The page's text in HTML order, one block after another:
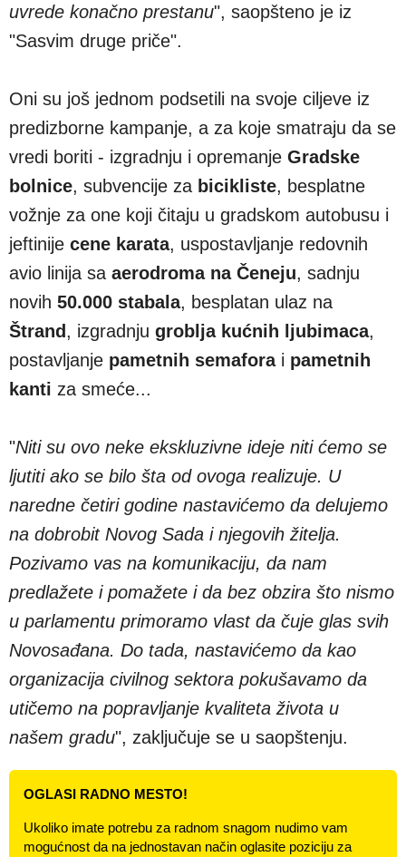
uvrede konačno prestanu", saopšteno je iz
"Sasvim druge priče".
Oni su još jednom podsetili na svoje ciljeve iz
predizborne kampanje, a za koje smatraju da se
vredi boriti - izgradnju i opremanje Gradske
bolnice, subvencije za bicikliste, besplatne
vožnje za one koji čitaju u gradskom autobusu i
jeftinije cene karata, uspostavljanje redovnih
avio linija sa aerodroma na Čeneju, sadnju
novih 50.000 stabala, besplatan ulaz na
Štrand , izgradnju groblja kućnih ljubimaca,
postavljanje pametnih semaforai pametnih
kanti za smeće...
"Niti su ovo neke ekskluzivne ideje niti ćemo se
ljutiti ako se bilo šta od ovoga realizuje. U
naredne četiri godine nastavićemo da delujemo
na dobrobit Novog Sada i njegovih žitelja.
Pozivamo vas na komunikaciju, da nam
predlažete i pomažete i da bez obzira što nismo
u parlamentu primoramo vlast da čuje glas svih
Novosađana. Do tada, nastavićemo da kao
organizacija civilnog sektora pokušavamo da
utičemo na popravljanje kvaliteta života u
našem gradu", zaključuje se u saopštenju.
OGLASI RADNO MESTO!
Ukoliko imate potrebu za radnom snagom nudimo vam
mogućnost da na jednostavan način oglasite poziciju za